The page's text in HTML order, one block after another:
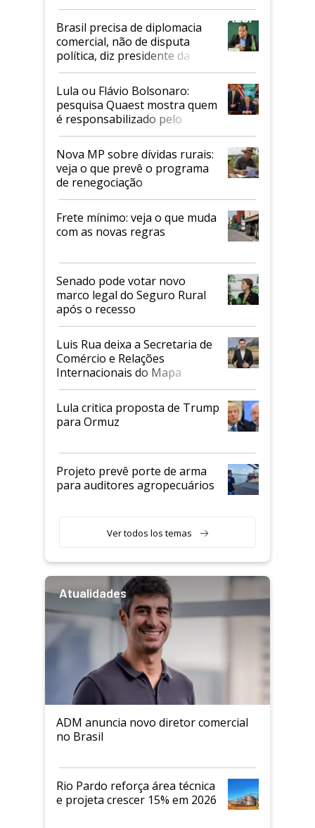
Mapa
Brasil precisa de diplomacia
comercial, não de disputa
política, diz presidente da
Faesp
Lula ou Flávio Bolsonaro:
pesquisa Quaest mostra quem
é responsabilizado pelo
tarifaço dos EUA
Nova MP sobre dívidas rurais:
veja o que prevê o programa
de renegociação
Frete mínimo: veja o que muda
com as novas regras
Senado pode votar novo
marco legal do Seguro Rural
após o recesso
Luis Rua deixa a Secretaria de
Comércio e Relações
Internacionais do Mapa
Lula critica proposta de Trump
para Ormuz
Projeto prevê porte de arma
para auditores agropecuários
Ver todos los temas
Atualidades
ADM anuncia novo diretor comercial
no Brasil
Rio Pardo reforça área técnica
e projeta crescer 15% em 2026